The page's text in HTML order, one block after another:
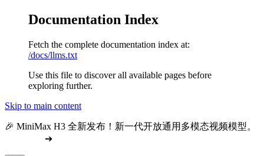
Documentation Index
Fetch the complete documentation index at:
/docs/llms.txt
Use this file to discover all available pages before
exploring further.
Skip to main content
🎉 MiniMax H3 全新发布！新一代开放通用多模态视频模型。
➔